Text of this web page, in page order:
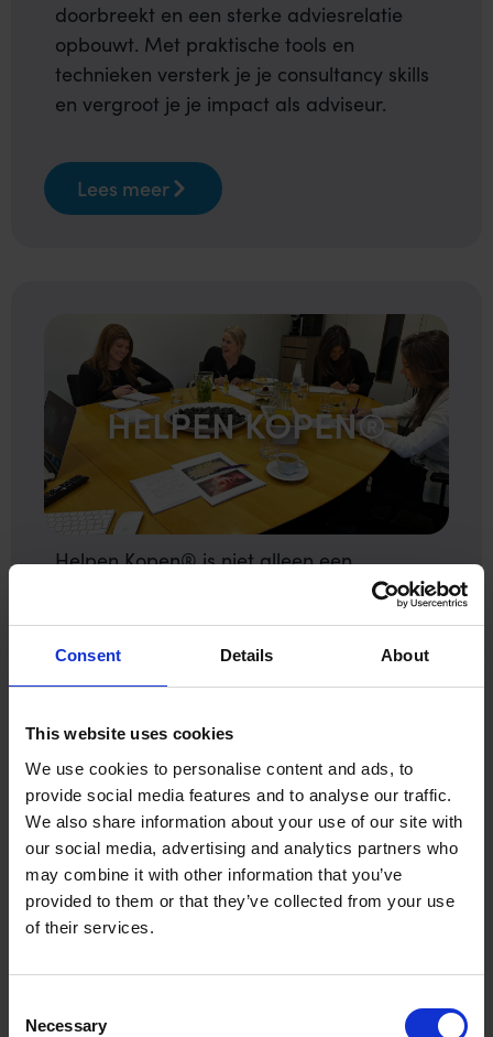
Consent Details About
This website uses cookies
We use cookies to personalise content and ads, to
provide social media features and to analyse our traffic.
We also share information about your use of our site with
our social media, advertising and analytics partners who
may combine it with other information that you’ve
provided to them or that they’ve collected from your use
of their services.
Selection
Necessary
Lees meer
doorbreekt en een sterke adviesrelatie
opbouwt. Met praktische tools en
technieken versterk je je consultancy skills
en vergroot je je impact als adviseur.
Lees meer
HELPEN KOPEN®
Helpen Kopen® is niet alleen een
salesprogramma, maar een professionele
reflectie op hoe verkoop werkelijk werkt.
Na deelname is er ruimte voor een
reflectiegesprek over de doorvertaling